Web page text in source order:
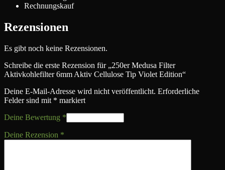
Rechnungskauf
Rezensionen
Es gibt noch keine Rezensionen.
Schreibe die erste Rezension für „250er Medusa Filter
Aktivkohlefilter 6mm Aktiv Cellulose Tip Violet Edition“
Deine E-Mail-Adresse wird nicht veröffentlicht. Erforderliche
Felder sind mit * markiert
Deine Bewertung *
Deine Rezension *